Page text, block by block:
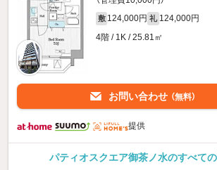
敷 124,000円 礼 124,000円
4階 / 1K / 25.81㎡
お問い合わせ （無料）
提供
パティオスクエア御茶ノ水のすべて